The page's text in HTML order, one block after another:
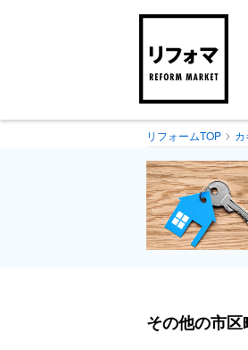
リフォームTOP
その他の市